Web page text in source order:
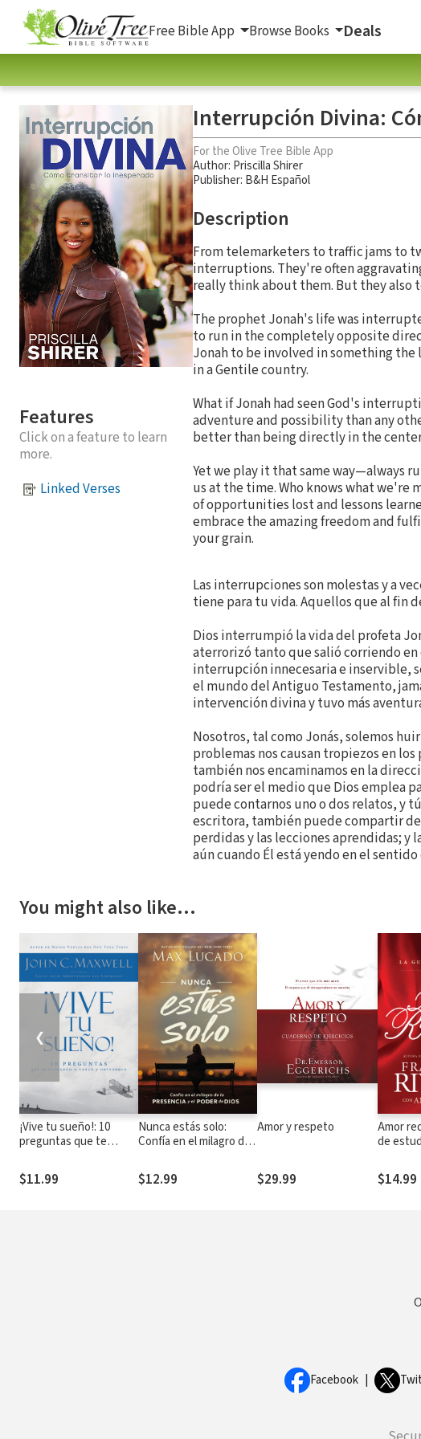
Free Bible App Browse Books Deals
Features
Click on a feature to learn
more.
Linked Verses
Interrupción Divina:
For the Olive Tree Bible App
Author: Priscilla Shirer
Publisher: B&H Español
Description
From telemarketers to traffic jams to
interruptions. They're often
really think about them. But they
The prophet Jonah's life was
to run in the completely opposite
Jonah to be involved in something
in a Gentile country.
What if Jonah had seen God's
adventure and possibility than any
better than being directly in the
Yet we play it that same way—always
us at the time. Who knows what
of opportunities lost and lessons
embrace the amazing freedom and
your grain.
Las interrupciones son molestas y a
tiene para tu vida. Aquellos que al fin
Dios interrumpió la vida del profeta
aterrorizó tanto que salió corriendo
interrupción innecesaria e inservible,
el mundo del Antiguo Testamento,
intervención divina y tuvo más
Nosotros, tal como Jonás, solemos
problemas nos causan tropiezos en
también nos encaminamos en la
podría ser el medio que Dios emplea
puede contarnos uno o dos relatos, y
escritora, también puede compartir
perdidas y las lecciones aprendidas; y
aún cuando Él está yendo en el
You might also like…
¡Vive tu sueño!: 10
preguntas que te
obtenerlo
$11.99
Nunca estás solo:
Confía en el milagro de
de Dios
$12.99
Amor y respeto
$29.99
Amor
de
$14.99
❮
Facebook